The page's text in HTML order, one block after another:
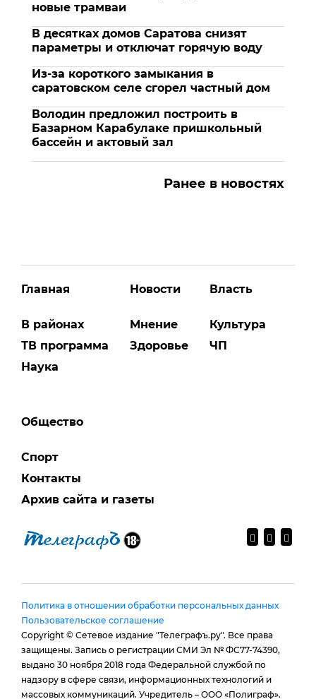
новые трамваи
В десятках домов Саратова снизят
параметры и отключат горячую воду
Из-за короткого замыкания в
саратовском селе сгорел частный дом
Володин предложил построить в
Базарном Карабулаке пришкольный
бассейн и актовый зал
Ранее в новостях
Главная
В районах
ТВ программа
Наука
Новости
Мнение
Здоровье
Власть
Культура
ЧП
Общество
Спорт
Контакты
Архив сайта и газеты
Политика в отношении обработки персональных данных
Пользовательское соглашение
Copyright © Сетевое издание "Телеграфъ.ру". Все права
защищены. Запись о регистрации СМИ Эл № ФС77-74390,
выдано 30 ноября 2018 года Федеральной службой по
надзору в сфере связи, информационных технологий и
массовых коммуникаций. Учредитель – ООО «Полиграф».